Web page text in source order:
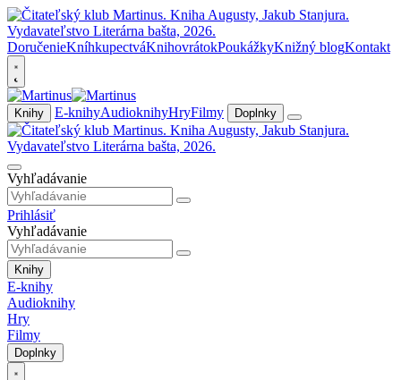
DoručenieKníhkupectváKnihovrátokPoukážkyKnižný blogKontakt
Knihy E-knihyAudioknihyHryFilmy Doplnky
Vyhľadávanie
Prihlásiť
Vyhľadávanie
Knihy
E-knihy
Audioknihy
Hry
Filmy
Doplnky